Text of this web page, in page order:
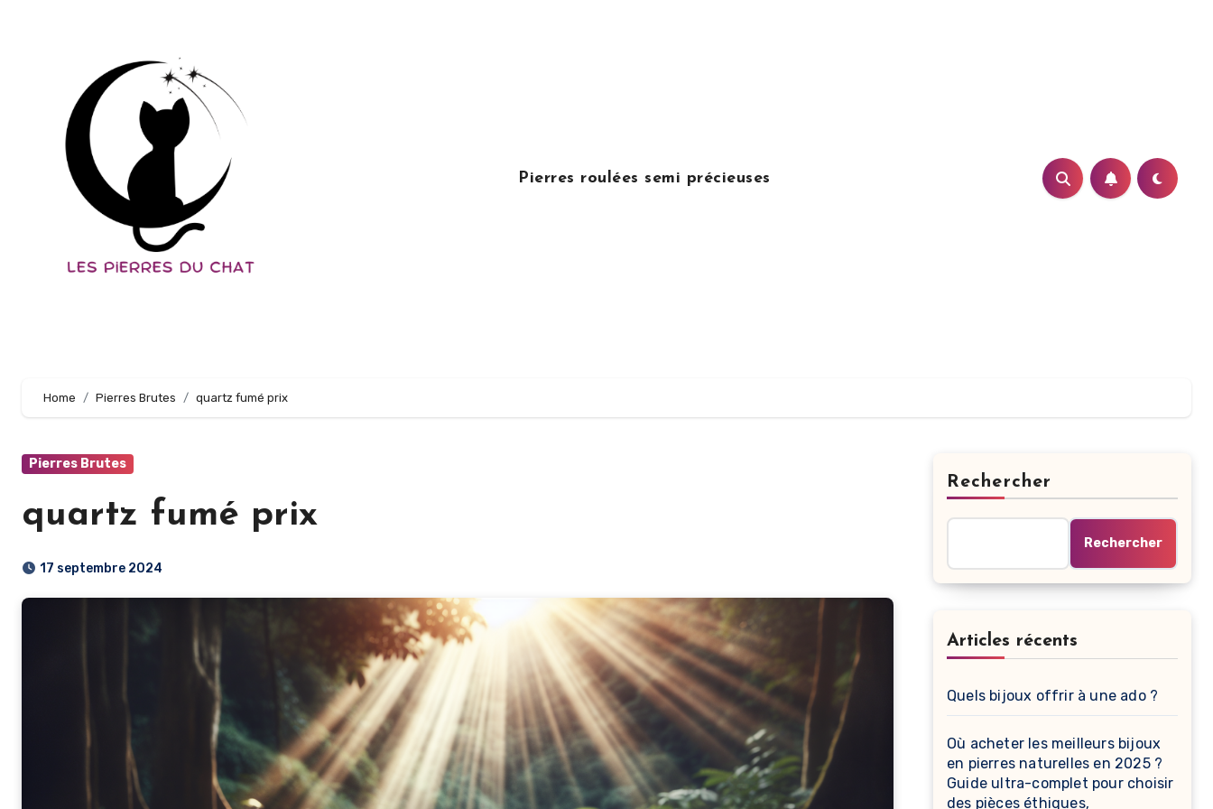
Pierres roulées semi précieuses
Home Pierres Brutes quartz fumé prix
Pierres Brutes
quartz fumé prix
17 septembre 2024
Rechercher
Rechercher
Articles récents
Quels bijoux offrir à une ado ?
Où acheter les meilleurs bijoux
en pierres naturelles en 2025 ?
Guide ultra-complet pour choisir
des pièces éthiques,